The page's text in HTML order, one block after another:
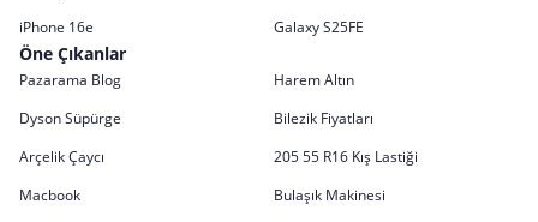
iPhone 16e
Galaxy S25FE
Öne Çıkanlar
Pazarama Blog
Harem Altın
Dyson Süpürge
Bilezik Fiyatları
Arçelik Çaycı
205 55 R16 Kış Lastiği
Macbook
Bulaşık Makinesi